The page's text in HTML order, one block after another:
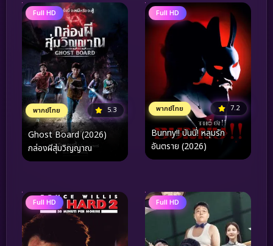
Full HD
พากย์ไทย 5.3
Ghost Board (2026)
กล่องผีสุ่มวิญญาณ
Full HD
พากย์ไทย 7.2
Bunny!! บันนี่! หลุมรัก
อันตราย (2026)
Full HD Full HD